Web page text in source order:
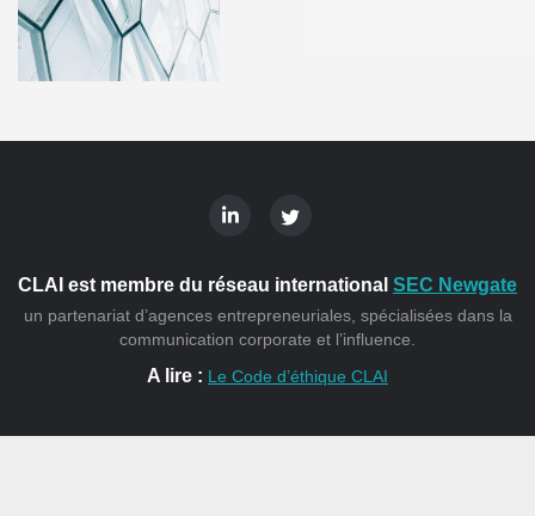
CLAI est membre du réseau international SEC Newgate
un partenariat d’agences entrepreneuriales, spécialisées dans la
communication corporate et l’influence.
A lire : Le Code d’éthique CLAI